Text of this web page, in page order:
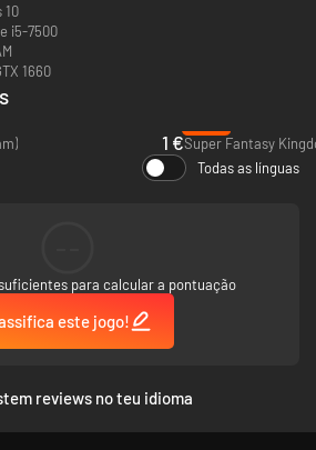
cards to construct your perfect deck. Use
to overcome challenges and build your
10
i5-7500
1660
1 €Super Fantasy
Todas as línguas
para calcular a pontuação
este jogo!
reviews no teu idioma